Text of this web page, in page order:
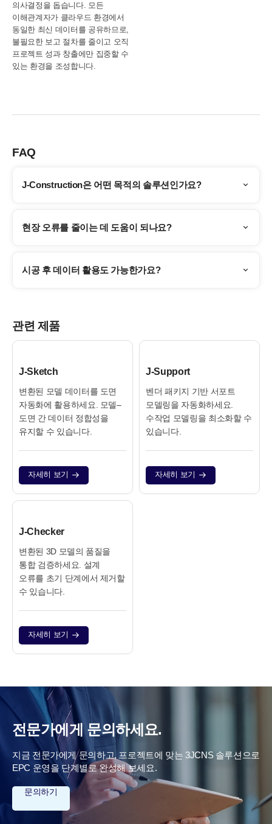
의사결정을 돕습니다. 모든
이해관계자가 클라우드 환경에서
동일한 최신 데이터를 공유하므로,
불필요한 보고 절차를 줄이고 오직
프로젝트 성과 창출에만 집중할 수
있는 환경을 조성합니다.
FAQ
J-Construction은 어떤 목적의 솔루션인가요?
현장 오류를 줄이는 데 도움이 되나요?
시공 후 데이터 활용도 가능한가요?
관련 제품
J-Sketch
변환된 모델 데이터를 도면
자동화에 활용하세요. 모델–
도면 간 데이터 정합성을
유지할 수 있습니다.
자세히 보기
J-Support
벤더 패키지 기반 서포트
모델링을 자동화하세요.
수작업 모델링을 최소화할 수
있습니다.
자세히 보기
J‑Checker
변환된 3D 모델의 품질을
통합 검증하세요. 설계
오류를 초기 단계에서 제거할
수 있습니다.
자세히 보기
전문가에게 문의하세요.
지금 전문가에게 문의하고, 프로젝트에 맞는 3JCNS 솔루션으로
EPC 운영을 단계별로 완성해 보세요.
문의하기